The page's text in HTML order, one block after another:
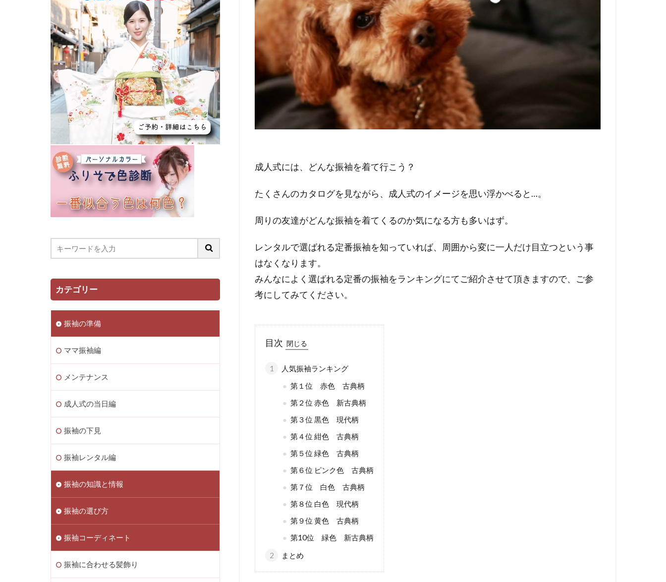
成人式には、どんな振袖を着て行こう？
たくさんのカタログを見ながら、成人式のイメージを思い浮かべると…。
周りの友達がどんな振袖を着てくるのか気になる方も多いはず。
レンタルで選ばれる定番振袖を知っていれば、周囲から変に一人だけ目立つという事
はなくなります。
みんなによく選ばれる定番の振袖をランキングにてご紹介させて頂きますので、ご参
考にしてみてください。
目次
1
人気振袖ランキング
第１位 赤色 古典柄
第２位 赤色 新古典柄
第３位 黒色 現代柄
第４位 紺色 古典柄
第５位 緑色 古典柄
第６位 ピンク色 古典柄
第７位 白色 古典柄
第８位 白色 現代柄
第９位 黄色 古典柄
第10位 緑色 新古典柄
2
まとめ
カテゴリー
振袖の準備
ママ振袖編
メンテナンス
成人式の当日編
振袖の下見
振袖レンタル編
振袖の知識と情報
振袖の選び方
振袖コーディネート
振袖に合わせる髪飾り